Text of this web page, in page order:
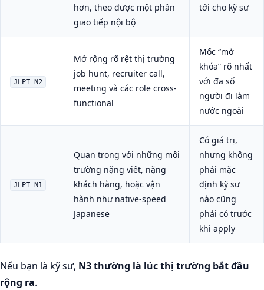
hơn, theo được một phần
giao tiếp nội bộ
tới cho kỹ sư
JLPT N2
Mở rộng rõ rệt thị trường
job hunt, recruiter call,
meeting và các role cross-
functional
Mốc “mở
khóa” rõ nhất
với đa số
người đi làm
nước ngoài
JLPT N1
Quan trọng với những môi
trường nặng viết, nặng
khách hàng, hoặc vận
hành như native-speed
Japanese
Có giá trị,
nhưng không
phải mặc
định kỹ sư
nào cũng
phải có trước
khi apply
Nếu bạn là kỹ sư, N3 thường là lúc thị trường bắt đầu
rộng ra.